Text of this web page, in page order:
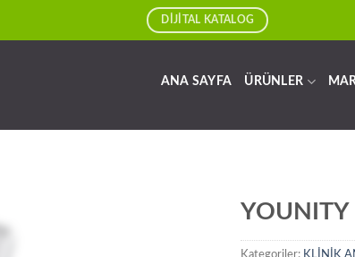
DİJİTAL KATALOG
ANA SAYFA ÜRÜNLER
YOUNITY
Kategoriler: KLİNİK